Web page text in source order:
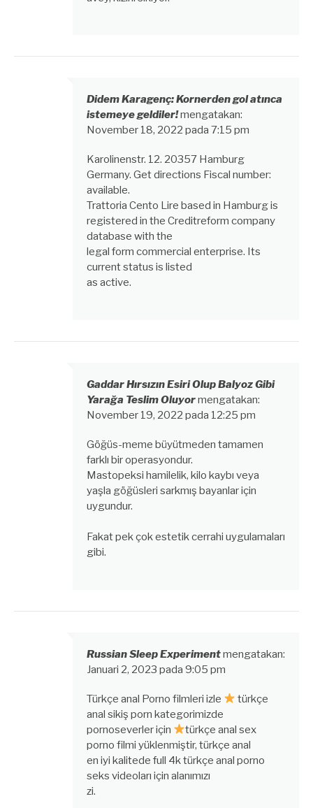
Didem Karagenç: Kornerden gol atınca
istemeye geldiler!mengatakan:
November 18, 2022 pada 7:15 pm
Karolinenstr. 12. 20357 Hamburg
Germany. Get directions Fiscal number:
available.
Trattoria Cento Lire based in Hamburg is
registered in the Creditreform company
database with the
legal form commercial enterprise. Its
current status is listed
as active.
Gaddar Hırsızın Esiri Olup Balyoz Gibi
Yarağa Teslim Oluyormengatakan:
November 19, 2022 pada 12:25 pm
Göğüs-meme büyütmeden tamamen
farklı bir operasyondur.
Mastopeksi hamilelik, kilo kaybı veya
yaşla göğüsleri sarkmış bayanlar için
uygundur.
Fakat pek çok estetik cerrahi uygulamaları
gibi.
Russian Sleep Experimentmengatakan:
Januari 2, 2023 pada 9:05 pm
Türkçe anal Porno filmleri izle
türkçe
anal sikiş porn kategorimizde
pornoseverler için
türkçe anal sex
porno filmi yüklenmiştir, türkçe anal
en iyi kalitede full 4k türkçe anal porno
seks videoları için alanımızı
zi.